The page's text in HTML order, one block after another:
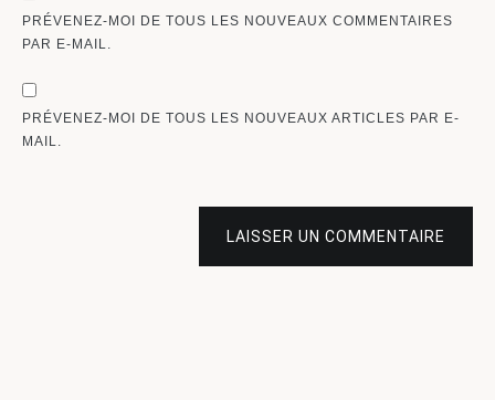
PRÉVENEZ-MOI DE TOUS LES NOUVEAUX COMMENTAIRES
PAR E-MAIL.
PRÉVENEZ-MOI DE TOUS LES NOUVEAUX ARTICLES PAR E-
MAIL.
LAISSER UN COMMENTAIRE